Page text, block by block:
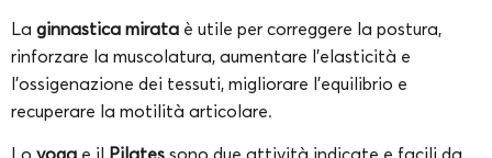
La ginnastica mirata è utile per correggere la postura,
rinforzare la muscolatura, aumentare l’elasticità e
l’ossigenazione dei tessuti, migliorare l’equilibrio e
recuperare la motilità articolare.